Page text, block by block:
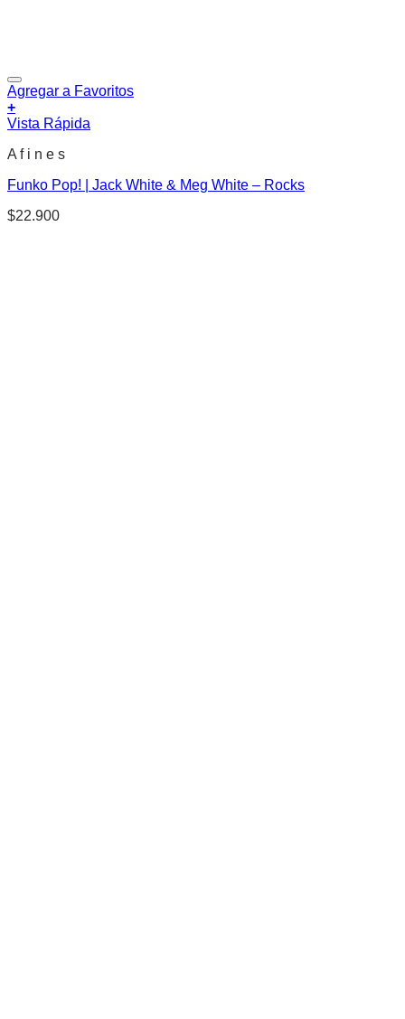
Agregar a Favoritos
+
Vista Rápida
A f i n e s
Funko Pop! | Jack White & Meg White – Rocks
$22.900